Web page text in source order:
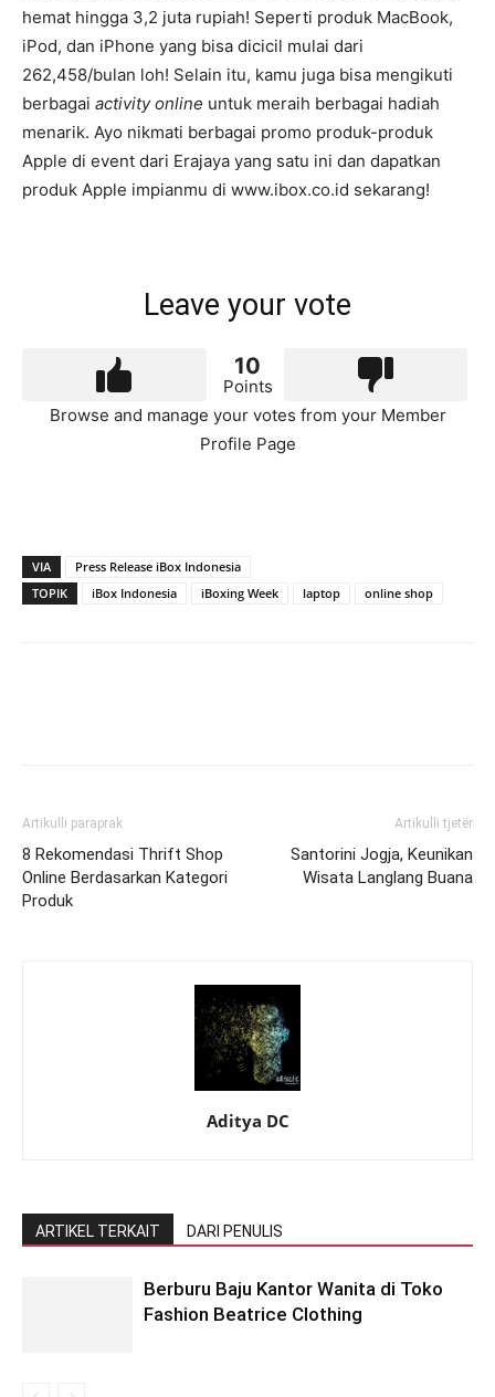
hemat hingga 3,2 juta rupiah! Seperti produk MacBook,
iPod, dan iPhone yang bisa dicicil mulai dari
262,458/bulan loh! Selain itu, kamu juga bisa mengikuti
berbagai activity online untuk meraih berbagai hadiah
menarik. Ayo nikmati berbagai promo produk-produk
Apple di event dari Erajaya yang satu ini dan dapatkan
produk Apple impianmu di www.ibox.co.id sekarang!
Leave your vote
10
Points
Browse and manage your votes from your Member
Profile Page
VIA
Press Release iBox Indonesia
TOPIK
iBox Indonesia iBoxing Week laptop online shop
Artikulli paraprak
8 Rekomendasi Thrift Shop
Online Berdasarkan Kategori
Produk
Artikulli tjetër
Santorini Jogja, Keunikan
Wisata Langlang Buana
Aditya DC
ARTIKEL TERKAIT DARI PENULIS
Berburu Baju Kantor Wanita di Toko
Fashion Beatrice Clothing